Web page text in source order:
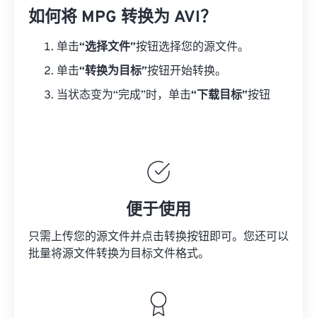
如何将 MPG 转换为 AVI？
单击“选择文件”按钮选择您的源文件。
单击“转换为目标”按钮开始转换。
当状态变为“完成”时，单击“下载目标”按钮
便于使用
只需上传您的源文件并点击转换按钮即可。您还可以
批量将源文件转换为目标文件格式。